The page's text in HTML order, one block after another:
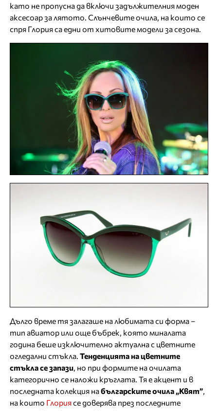
като не пропусна да включи задължителния моден
аксесоар за лятото. Слънчевите очила, на които се
спря Глория са едни от хитовите модели за сезона.
Дълго време тя залагаше на любимата си форма –
тип авиатор или още бъбрек, която миналата
година беше изключително актуална с цветните
огледални стъкла. Тенденцията на цветните
стъкла се запази, но при формите на очилата
категорично се наложи кръглата. Тя е акцент и в
последната колекция набългарските очила „Квят”,
на които Глориясе доверява през последните